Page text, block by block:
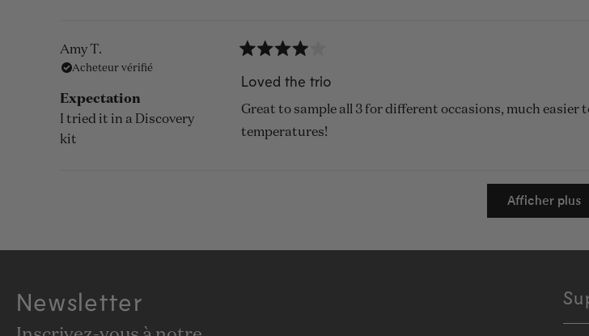
Amy T.
Acheteur vérifié
Expectation
I tried it in a Discovery
kit
4
sur
5
étoiles
Loved the trio
Great to sample all 3 for different occasions, much
temperatures!
Chargement...
Afficher plus
Newsletter